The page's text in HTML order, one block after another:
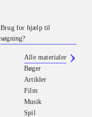
Alle materialer
Bøger
Artikler
Film
Musik
Spil
Brug for hjælp til
søgning?